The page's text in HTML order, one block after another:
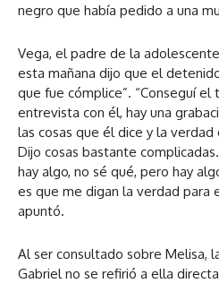
negro que había pedido a una
Vega, el padre de la
esta mañana dijo que el
que fue cómplice”. “Conseguí
entrevista con él, hay una
las cosas que él dice y la
Dijo cosas bastante
hay algo, no sé qué, pero hay
es que me digan la verdad para
apuntó.
Al ser consultado sobre Melisa,
Gabriel no se refirió a ella